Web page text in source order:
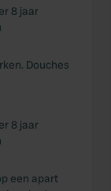
8 jaar
Douches
8 jaar
een apart